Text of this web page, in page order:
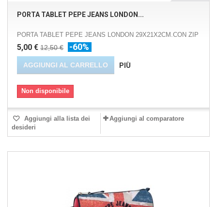
PORTA TABLET PEPE JEANS LONDON...
PORTA TABLET PEPE JEANS LONDON 29X21X2CM.CON ZIP
5,00 € 12,50 € -60%
AGGIUNGI AL CARRELLO PIÙ
Non disponibile
Aggiungi alla lista dei
desideri
Aggiungi al comparatore